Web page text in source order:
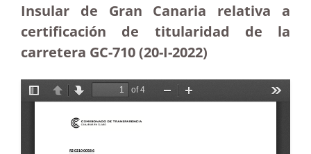
Insular de Gran Canaria relativa a
certificación de titularidad de la
carretera GC-710 (20-I-2022)